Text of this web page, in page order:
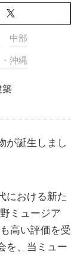
中部
沖縄
築
が誕生しまし
における新た
ミュージア
高い評価を受
を、当ミュー